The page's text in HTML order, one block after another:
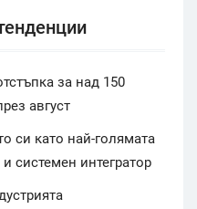
за над 150
август
си като най-голямата
системен интегратор